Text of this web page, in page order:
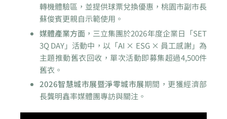
轉機體驗區，並提供球票兌換優惠，桃園市副市長
蘇俊賓更親自示範使用。
媒體產業方面，三立集團於2026年度企業日「SET
3Q DAY」活動中，以「AI × ESG × 員工感謝」為
主題推動舊衣回收，單次活動即募集超過4,500件
舊衣。
2026智慧城市展暨淨零城市展期間，更獲經濟部
長龔明鑫率媒體團專訪與關注。